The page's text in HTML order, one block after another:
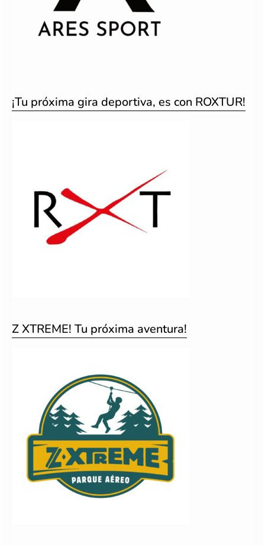
¡Tu próxima gira deportiva, es con ROXTUR!
Z XTREME! Tu próxima aventura!